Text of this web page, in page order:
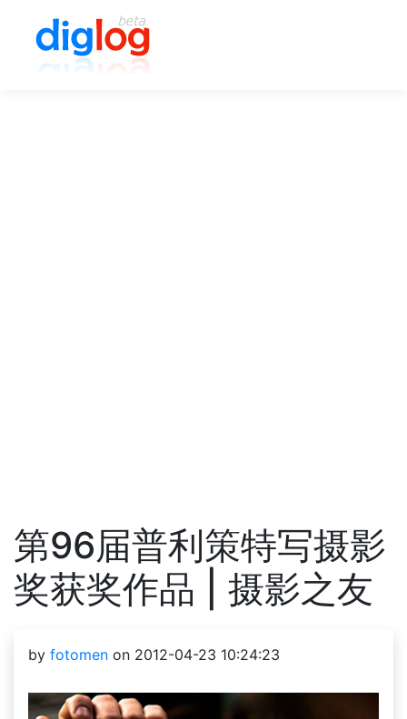
第96届普利策特写摄影
奖获奖作品 | 摄影之友
by fotomen on 2012-04-23 10:24:23